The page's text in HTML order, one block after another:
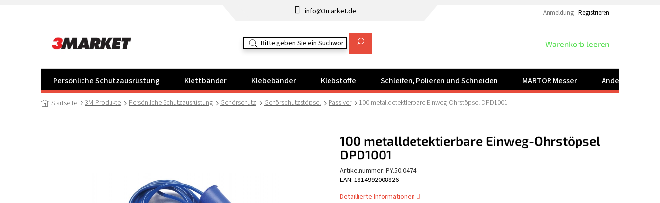
info@3market.de Anmeldung Registrieren
WARENKORB
Warenkorb leeren
Persönliche Schutzausrüstung Klettbänder Klebebänder Klebstoffe Schleifen, Polieren und Schneiden MARTOR Messer Andere Produkte
Startseite 3M-Produkte Persönliche Schutzausrüstung Gehörschutz Gehörschutzstöpsel Passiver 100 metalldetektierbare Einweg-Ohrstöpsel DPD1001
Detaillierte Informationen
100 metalldetektierbare Einweg-Ohrstöpsel
DPD1001
Artikelnummer: PY.50.0474
EAN: 1814992008826